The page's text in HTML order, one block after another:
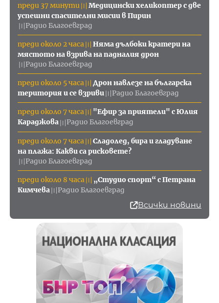
преди 37 минути〣 Медицински хеликоптер с две
успешни спасителни мисии в Пирин
〣Радио Благоевград
преди около 2 часа〣 Няма дълбоки кратери на
мястото на взрива на падналия дрон
〣Радио Благоевград
преди около 5 часа〣 Дрон навлезе на българска
територия и се взриви 〣 Радио Благоевград
преди около 7 часа〣 "Ефир за приятели" с Юлия
Караджова〣Радио Благоевград
преди около 7 часа 〣 Сладолед, бира и гладуване
на плажа: Какви са рисковете?
〣Радио Благоевград
преди около 8 часа〣 „Студио спорт“ с Петрана
Кимчева〣Радио Благоевград
Всички новини